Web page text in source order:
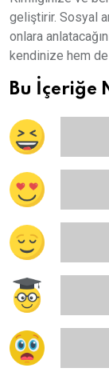
geliştirir. Sosyal
onlara
kendinize hem
Bu İçeriğe